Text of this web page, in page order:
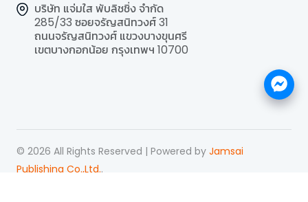
บริษัท แจ่มใส พับลิชชิ่ง จำกัด
285/33 ซอยจรัญสนิทวงศ์ 31
ถนนจรัญสนิทวงศ์ แขวงบางขุนศรี
เขตบางกอกน้อย กรุงเทพฯ 10700
© 2026 All Rights Reserved | Powered by Jamsai
Publishing Co.,Ltd..